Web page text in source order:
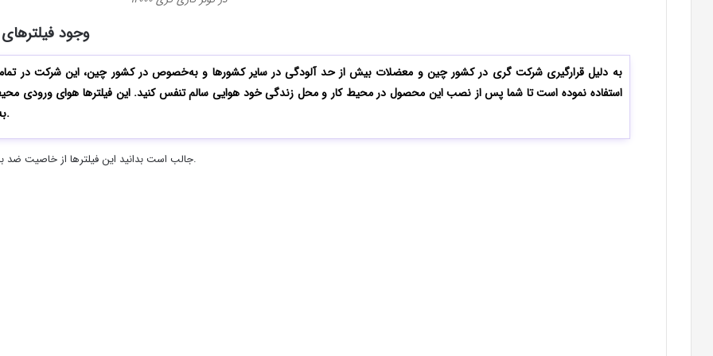
وجود فیلتر‌‌های
به دلیل قرارگیری شرکت گری در کشور چین و معضلات بیش از حد آلودگی در سایر کشورها و به‌خصوص در کشور چین، این شرکت در
استفاده نموده است تا شما پس از نصب این محصول در محیط کار و محل زندگی خود هوایی سالم تنفس کنید. این فیلترها هوای ورودی
به‌صورت کاملاً سالم آن را به محیط بازمی‌گردانند.
جالب است بدانید این فیلترها از خاصیت ضد باکتری، ضدویروس، ضد گرد و غبار و ضد مواد آلرژی‌زا برخوردار هستند.